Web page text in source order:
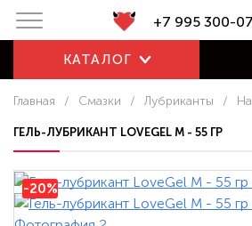
+7 995 300-
КАТАЛОГ
Главная / Смазки / Лубриканты /
ГЕЛЬ-ЛУБРИКАНТ LOVEGEL M - 55 ГР
-20%